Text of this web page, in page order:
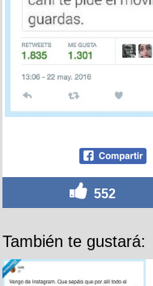
552
También te gustará: